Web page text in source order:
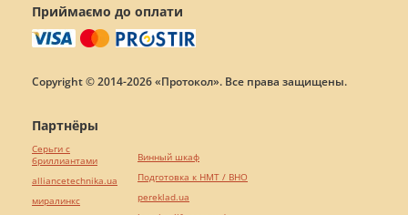
Приймаємо до оплати
Copyright © 2014-2026 «Протокол». Все права защищены.
Партнёры
Серьги с
бриллиантами
alliancetechnika.ua
миралинкс
Винный шкаф
Подготовка к НМТ / ВНО
pereklad.ua